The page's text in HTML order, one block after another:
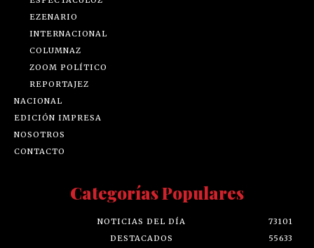
EZENARIO
INTERNACIONAL
COLUMNAZ
ZOOM POLÍTICO
REPORTAJEZ
NACIONAL
EDICIÓN IMPRESA
NOSOTROS
CONTACTO
Categorías Populares
NOTICIAS DEL DÍA
73101
DESTACADOS
55633